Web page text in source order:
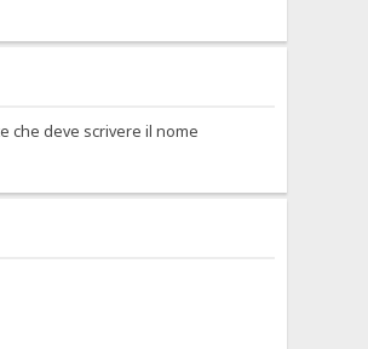
che deve scrivere il nome